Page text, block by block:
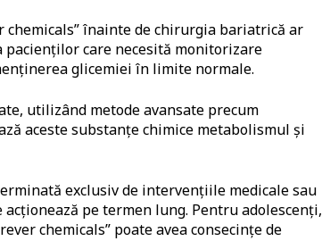
înainte de chirurgia bariatrică ar
care necesită monitorizare
glicemiei în limite normale.
utilizând metode avansate precum
aceste substanțe chimice metabolismul și
exclusiv de intervențiile medicale sau
pe termen lung. Pentru adolescenți,
chemicals” poate avea consecințe de